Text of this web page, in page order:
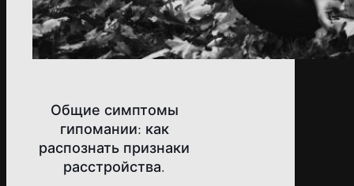
Общие симптомы
гипомании: как
распознать признаки
расстройства.